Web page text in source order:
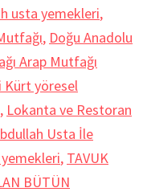
usta yemekleri,
, Doğu Anadolu
Arap Mutfağı
Kürt yöresel
, Lokanta ve Restoran
Usta İle
, TAVUK
BÜTÜN